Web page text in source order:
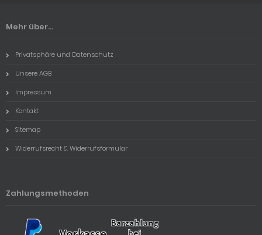
Mehr über...
Privatsphäre und Datenschutz
Unsere AGB
Impressum
Kontakt
Sitemap
Widerrufsrecht & Widerrufsformular
Zahlungsmethoden